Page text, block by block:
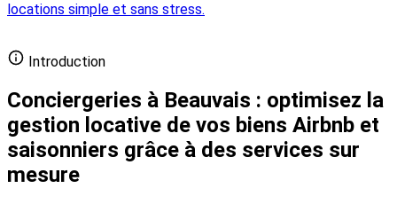
locations simple et sans stress.
Introduction
Conciergeries à Beauvais : optimisez la
gestion locative de vos biens Airbnb et
saisonniers grâce à des services sur
mesure